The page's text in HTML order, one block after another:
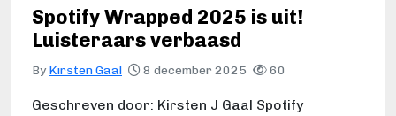
Spotify Wrapped 2025 is uit!
Luisteraars verbaasd
ByKirsten Gaal 8 december 2025 60
Geschreven door: Kirsten J Gaal Spotify